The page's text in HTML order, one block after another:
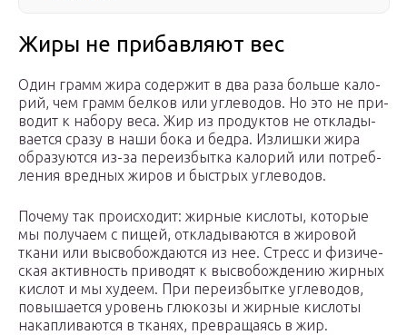
Жиры не при­бав­ляют вес
Один грамм жира содер­жит в два раза больше кало­
рий, чем грамм бел­ков или угле­во­дов. Но это не при­
во­дит к набору веса. Жир из про­дук­тов не откла­ды­
ва­ется сразу в наши бока и бедра. Излишки жира
обра­зу­ются из-за пере­из­бытка кало­рий или потреб­
ле­ния вред­ных жиров и быст­рых углеводов.
Почему так про­ис­хо­дит: жир­ные кис­лоты, кото­рые
мы полу­чаем с пищей, откла­ды­ва­ются в жиро­вой
ткани или высво­бож­да­ются из нее. Стресс и физи­че­
ская актив­ность при­во­дят к высво­бож­де­нию жир­ных
кис­лот и мы худеем. При пере­из­бытке угле­во­дов,
повы­ша­ется уро­вень глю­козы и жир­ные кис­лоты
накап­ли­ва­ются в тка­нях, пре­вра­ща­ясь в жир.